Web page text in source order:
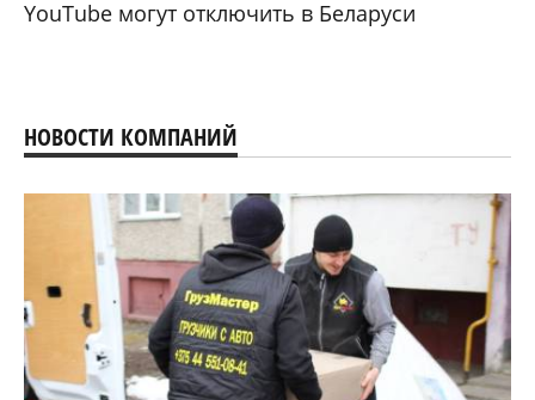
YouTube могут отключить в Беларуси
НОВОСТИ КОМПАНИЙ